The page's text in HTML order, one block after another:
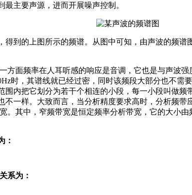
主要声源，进而开展噪声控制。
到的上图所示的频谱。从图中可知，由声波的频
方面频率在人耳听感的响应是音调，它也是与声波
时，其谱线就已经过密，同时该频段大部分也不
内把它划分为若干个相连的小段，每一小段叫做
一样。大致而言，当分析精度要求高时，分析频
。其中，窄频带宽是恒定频率分析带宽，它的大小
：
系为：